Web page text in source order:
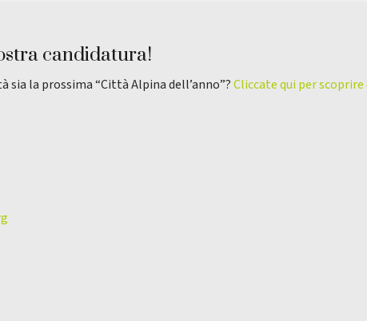
candidatura!
sia la prossima “Città Alpina dell’anno”?Cliccate qui per